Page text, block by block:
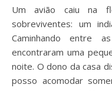
Um avião caiu na floresta. Restaram apenas três
sobreviventes: um
Caminhando entre
encontraram uma
noite. O dono da casa
posso acomodar